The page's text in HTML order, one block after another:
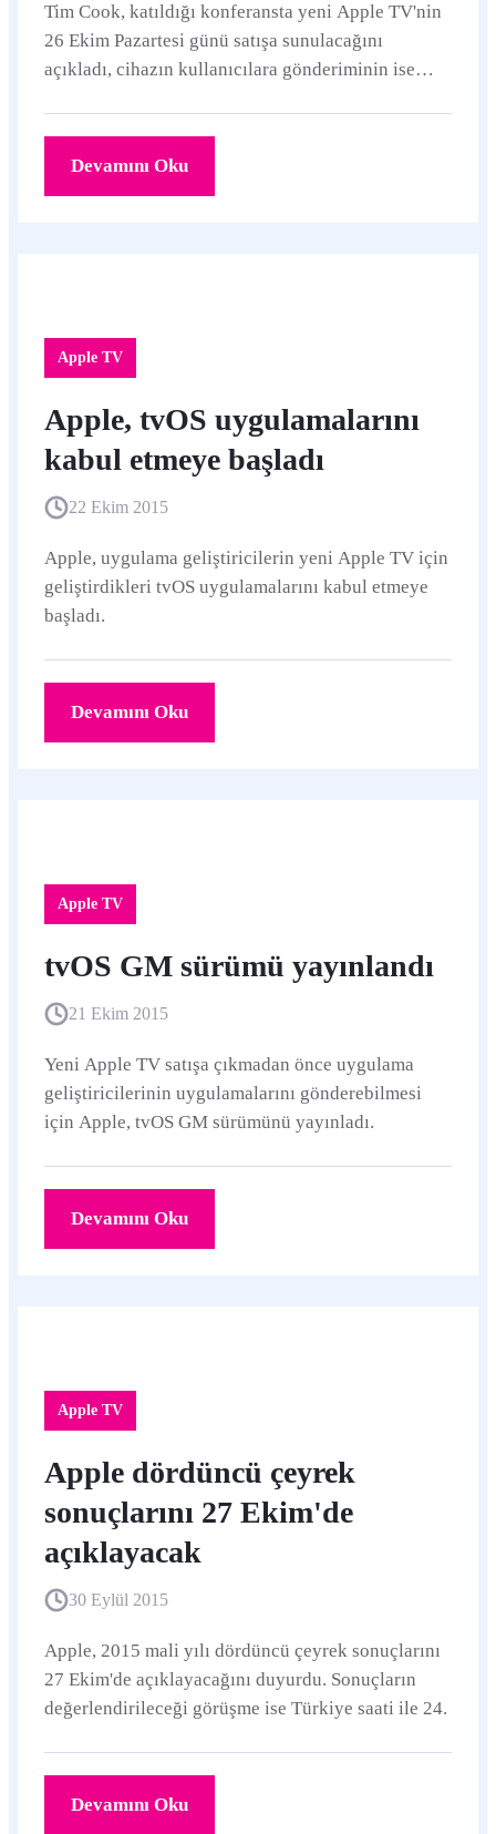
Tim Cook, katıldığı konferansta yeni Apple TV'nin
26 Ekim Pazartesi günü satışa sunulacağını
açıkladı, cihazın kullanıcılara gönderiminin ise
Devamını Oku
Apple TV
Apple, tvOS uygulamalarını
kabul etmeye başladı
22 Ekim 2015
Apple, uygulama geliştiricilerin yeni Apple TV için
geliştirdikleri tvOS uygulamalarını kabul etmeye
başladı.
Devamını Oku
Apple TV
tvOS GM sürümü yayınlandı
21 Ekim 2015
Yeni Apple TV satışa çıkmadan önce uygulama
geliştiricilerinin uygulamalarını gönderebilmesi
için Apple, tvOS GM sürümünü yayınladı.
Devamını Oku
Apple TV
Apple dördüncü çeyrek
sonuçlarını 27 Ekim'de
açıklayacak
30 Eylül 2015
Apple, 2015 mali yılı dördüncü çeyrek sonuçlarını
27 Ekim'de açıklayacağını duyurdu. Sonuçların
değerlendirileceği görüşme ise Türkiye saati ile 24.
Devamını Oku